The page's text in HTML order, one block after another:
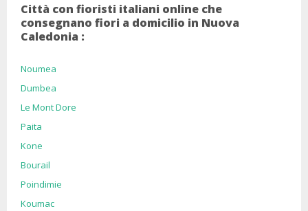
Città con fioristi italiani online che
consegnano fiori a domicilio in Nuova
Caledonia :
Noumea
Dumbea
Le Mont Dore
Paita
Kone
Bourail
Poindimie
Koumac